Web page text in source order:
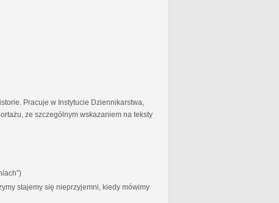
Pracuje w Instytucie Dziennikarstwa,
ze szczególnym wskazaniem na teksty
stajemy się nieprzyjemni, kiedy mówimy